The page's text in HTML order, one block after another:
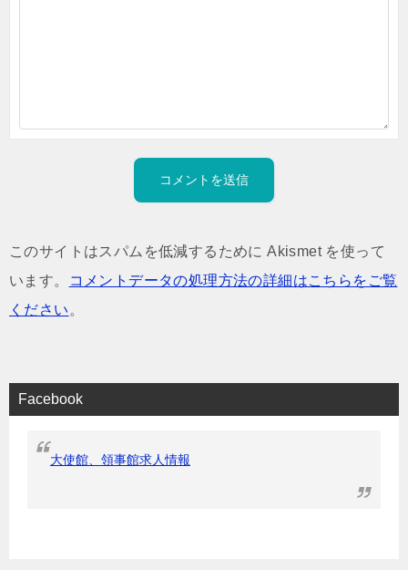
このサイトはスパムを低減するために Akismet を使って
います。
コメントデータの処理方法の詳細はこちらをご覧
ください 。
Facebook
大使館、領事館求人情報